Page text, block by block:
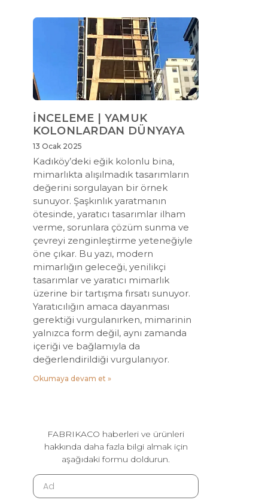
İNCELEME | YAMUK
KOLONLARDAN DÜNYAYA
13 Ocak 2025
Kadıköy’deki eğik kolonlu bina,
mimarlıkta alışılmadık tasarımların
değerini sorgulayan bir örnek
sunuyor. Şaşkınlık yaratmanın
ötesinde, yaratıcı tasarımlar ilham
verme, sorunlara çözüm sunma ve
çevreyi zenginleştirme yeteneğiyle
öne çıkar. Bu yazı, modern
mimarlığın geleceği, yenilikçi
tasarımlar ve yaratıcı mimarlık
üzerine bir tartışma fırsatı sunuyor.
Yaratıcılığın amaca dayanması
gerektiği vurgulanırken, mimarinin
yalnızca form değil, aynı zamanda
içeriği ve bağlamıyla da
değerlendirildiği vurgulanıyor.
Okumaya devam et »
FABRIKACO haberleri ve ürünleri
hakkında daha fazla bilgi almak için
aşağıdaki formu doldurun.